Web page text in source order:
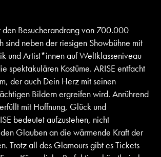
den Besucherandrang von 700.000
sind neben der riesigen Showbühne mit
und Artist*innen auf Weltklasseniveau
spektakulären Kostüme. ARISE entfacht
der auch Dein Herz mit seinen
Bildern ergreifen wird. Anrührend
mit Hoffnung, Glück und
bedeutet aufzustehen, nicht
Glauben an die wärmende Kraft der
Trotz all des Glamours gibt es Tickets